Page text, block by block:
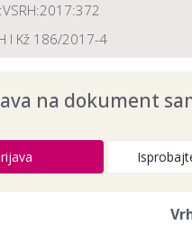
I Kž 186/2017-4
na dokument